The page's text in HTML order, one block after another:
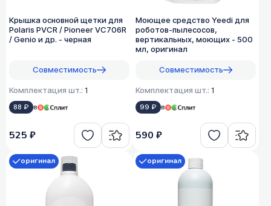
Крышка основной щетки для
Polaris PVCR / Pioneer VC706R
/ Genio и др. - черная
Совместимость
Комплектация шт.: 1
88 ₽ в
525 ₽
Моющее средство Yeedi для
роботов-пылесосов,
вертикальных, моющих - 500
мл, оригинал
Совместимость
Комплектация шт.: 1
99 ₽ в
590 ₽
оригинал оригинал